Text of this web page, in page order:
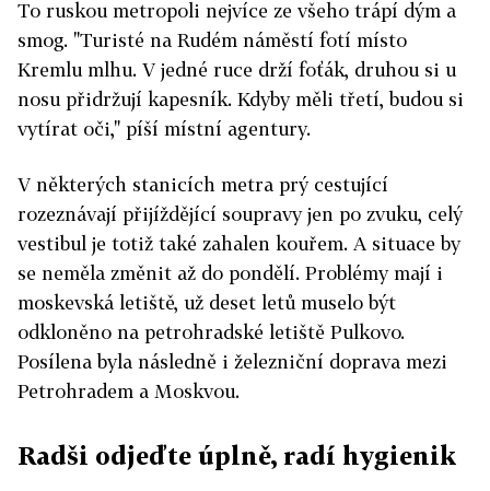
To ruskou metropoli nejvíce ze všeho trápí dým a
smog. "Turisté na Rudém náměstí fotí místo
Kremlu mlhu. V jedné ruce drží foťák, druhou si u
nosu přidržují kapesník. Kdyby měli třetí, budou si
vytírat oči," píší místní agentury.
V některých stanicích metra prý cestující
rozeznávají přijíždějící soupravy jen po zvuku, celý
vestibul je totiž také zahalen kouřem. A situace by
se neměla změnit až do pondělí. Problémy mají i
moskevská letiště, už deset letů muselo být
odkloněno na petrohradské letiště Pulkovo.
Posílena byla následně i železniční doprava mezi
Petrohradem a Moskvou.
Radši odjeďte úplně, radí hygienik